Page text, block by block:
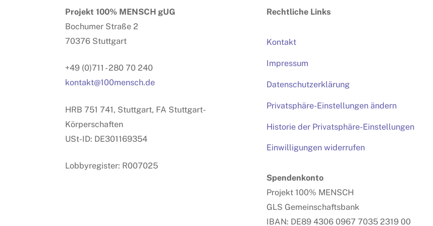
Projekt 100% MENSCH gUG
Bochumer Straße 2
70376 Stuttgart
+49 (0)711 - 280 70 240
kontakt@100mensch.de
HRB 751 741, Stuttgart, FA Stuttgart-
Körperschaften
USt-ID: DE301169354
Lobbyregister: R007025
Rechtliche Links
Kontakt
Impressum
Datenschutzerklärung
Privatsphäre-Einstellungen ändern
Historie der Privatsphäre-Einstellungen
Einwilligungen widerrufen
Spendenkonto
Projekt 100% MENSCH
GLS Gemeinschaftsbank
IBAN: DE89 4306 0967 7035 2319 00